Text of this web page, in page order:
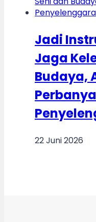
Jadi
Jaga
Budaya,
22 Juni 2026